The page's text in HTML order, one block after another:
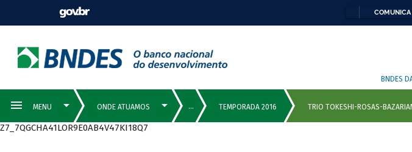
COMUNICA
BNDES
Z7_7QGCHA41LOR9E0AB4V47KI18Q7